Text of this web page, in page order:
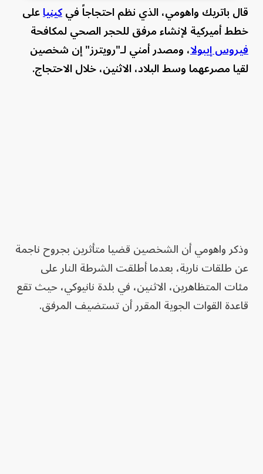
قال باتريك واهومي، الذي نظم احتجاجاً فيكينياعلى
خطط أميركية لإنشاء مرفق للحجر الصحي لمكافحة
فيروس إيبولا، ومصدر أمني لـ"رويترز" إن شخصين
لقيا مصرعهما وسط البلاد، الاثنين، خلال الاحتجاج.
وذكر واهومي أن الشخصين قضيا متأثرين بجروح ناجمة
عن طلقات نارية، بعدما أطلقت الشرطة النار على
مئات المتظاهرين، الاثنين، في بلدة نانيوكي، حيث تقع
قاعدة القوات الجوية المقرر أن تستضيف المرفق.